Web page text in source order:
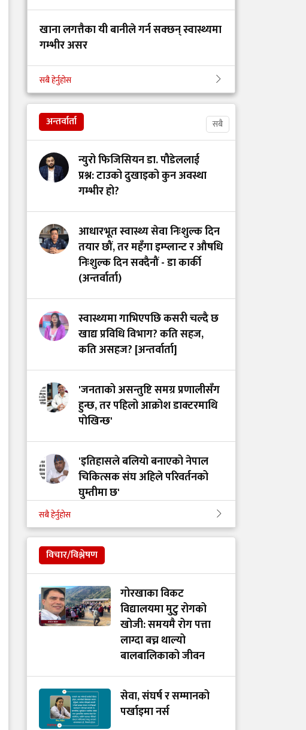
भ्रामक दाबी
विद्यालयमा मुटु रोगको
लाग्दा बच्न थाल्यो
सेवा, संघर्ष र सम्मानको
पर्खाइमा नर्स
खाना लगत्तैका यी बानीले गर्न सक्छन् स्वास्थ्यमा
गम्भीर असर
बिहान उठ्नेबित्तिकै के खाने, के नखाने?
सबै हेर्नुहोस
अन्तर्वार्ता सबै
न्युरो फिजिसियन डा. पौडेललाई
प्रश्न: टाउको दुखाइको कुन अवस्था
गम्भीर हो?
आधारभूत स्वास्थ्य सेवा निःशुल्क दिन
तयार छौं, तर महँगा इम्प्लान्ट र औषधि
निःशुल्क दिन सक्दैनौं - डा कार्की
(अन्तर्वार्ता)
स्वास्थ्यमा गाभिएपछि कसरी चल्दै छ
खाद्य प्रविधि विभाग? कति सहज,
कति असहज? [अन्तर्वार्ता]
'जनताको असन्तुष्टि समग्र प्रणालीसँग
हुन्छ, तर पहिलो आक्रोश डाक्टरमाथि
पोखिन्छ'
'इतिहासले बलियो बनाएको नेपाल
चिकित्सक संघ अहिले परिवर्तनको
घुम्तीमा छ'
‘टिम मंगल' चुनावी समूह मात्र थिएन,
मेडिकल मुभमेन्ट हो : डा. मंगल रावल
'हरेक टाउको दुखाइ ब्रेन ट्युमर होइन,
यी लक्षणहरू देखिए हुनसक्छ जोखिम'
डा. अमात्यलाई प्रश्न– धेरै हेडफोन वा
इयरफोनको प्रयोगले कानमा असर
गर्छ ?
सबै हेर्नुहोस
विचार/विश्लेषण
गोरखाका विकट
विद्यालयमा मुटु रोगको
खोजी: समयमै रोग पत्ता
लाग्दा बच्न थाल्यो
बालबालिकाको जीवन
सेवा, संघर्ष र सम्मानको
पर्खाइमा नर्स